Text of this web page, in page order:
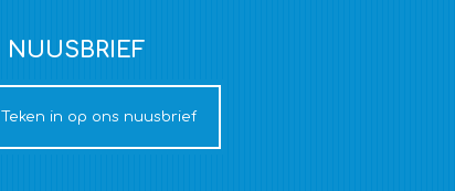
NUUSBRIEF
Teken in op ons nuusbrief